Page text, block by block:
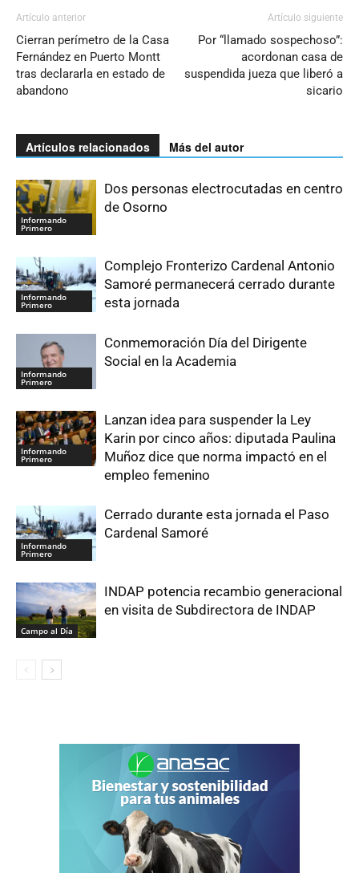
Artículo anterior
Cierran perímetro de la Casa
Fernández en Puerto Montt
tras declararla en estado de
abandono
Artículo siguiente
Por “llamado sospechoso”:
acordonan casa de
suspendida jueza que liberó a
sicario
Artículos relacionados Más del autor
Informando
Primero
Dos personas electrocutadas en centro
de Osorno
Informando
Primero
Complejo Fronterizo Cardenal Antonio
Samoré permanecerá cerrado durante
esta jornada
Informando
Primero
Conmemoración Día del Dirigente
Social en la Academia
Informando
Primero
Lanzan idea para suspender la Ley
Karin por cinco años: diputada Paulina
Muñoz dice que norma impactó en el
empleo femenino
Informando
Primero
Cerrado durante esta jornada el Paso
Cardenal Samoré
Campo al Día
INDAP potencia recambio generacional
en visita de Subdirectora de INDAP